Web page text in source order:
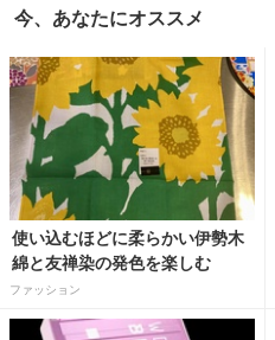
今、あなたにオススメ
使い込むほどに柔らかい伊勢木
綿と友禅染の発色を楽しむ
ファッション